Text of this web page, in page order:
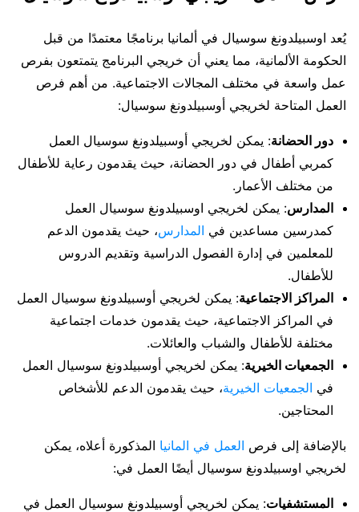
يُعد اوسبيلدونغ سوسيال في ألمانيا برنامجًا معتمدًا من قبل
الحكومة الألمانية، مما يعني أن خريجي البرنامج يتمتعون بفرص
عمل واسعة في مختلف المجالات الاجتماعية. من أهم فرص
العمل المتاحة لخريجي أوسبيلدونغ سوسيال:
دور الحضانة: يمكن لخريجي أوسبيلدونغ سوسيال العمل
كمربي أطفال في دور الحضانة، حيث يقدمون رعاية للأطفال
من مختلف الأعمار.
المدارس: يمكن لخريجي اوسبيلدونغ سوسيال العمل
كمدرسين مساعدين في المدارس، حيث يقدمون الدعم
للمعلمين في إدارة الفصول الدراسية وتقديم الدروس
للأطفال.
المراكز الاجتماعية: يمكن لخريجي أوسبيلدونغ سوسيال العمل
في المراكز الاجتماعية، حيث يقدمون خدمات اجتماعية
مختلفة للأطفال والشباب والعائلات.
الجمعيات الخيرية: يمكن لخريجي أوسبيلدونغ سوسيال العمل
في الجمعيات الخيرية، حيث يقدمون الدعم للأشخاص
المحتاجين.
بالإضافة إلى فرص العمل في المانيا المذكورة أعلاه، يمكن
لخريجي اوسبيلدونغ سوسيال أيضًا العمل في:
المستشفيات: يمكن لخريجي أوسبيلدونغ سوسيال العمل في